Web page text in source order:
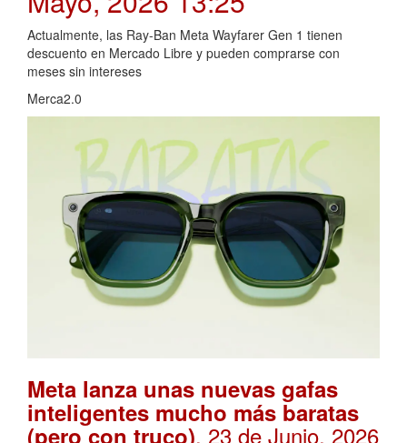
Actualmente, las Ray-Ban Meta Wayfarer Gen 1 tienen
descuento en Mercado Libre y pueden comprarse con
meses sin intereses
Merca2.0
Meta lanza unas nuevas gafas
inteligentes mucho más baratas
(pero con truco). 23 de Junio, 2026